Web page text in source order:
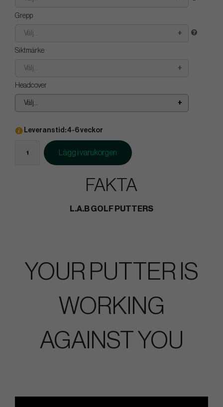
Grepp
Välj...
Siktmärke
Välj...
Headcover
Välj...
Leveranstid: 4-6 veckor
Lägg i varukorgen
FAKTA
L.A.B GOLF PUTTERS
YOUR PUTTER IS
WORKING
AGAINST YOU